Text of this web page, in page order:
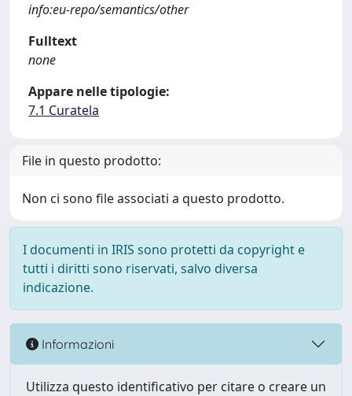
info:eu-repo/semantics/other
Fulltext
none
Appare nelle tipologie:
7.1 Curatela
File in questo prodotto:
Non ci sono file associati a questo prodotto.
I documenti in IRIS sono protetti da copyright e
tutti i diritti sono riservati, salvo diversa
indicazione.
Informazioni
Utilizza questo identificativo per citare o creare un